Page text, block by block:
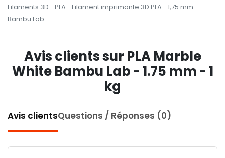
Filaments 3D PLA Filament imprimante 3D PLA
1,75 mm
Bambu Lab
Avis clients sur PLA Marble
White Bambu Lab - 1.75 mm - 1
kg
Avis clientsQuestions / Réponses (0)